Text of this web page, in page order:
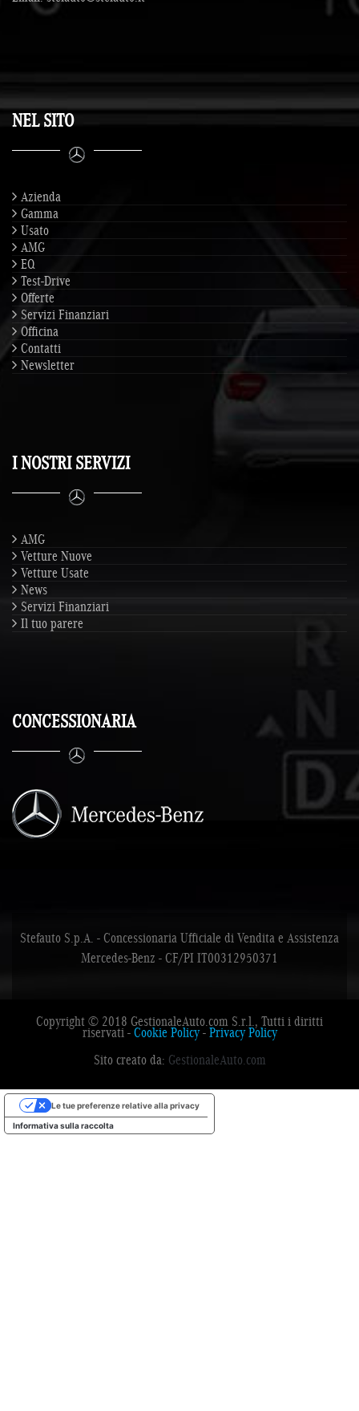
NEL SITO
Azienda
Gamma
Usato
AMG
EQ
Test-Drive
Offerte
Servizi Finanziari
Officina
Contatti
Newsletter
I NOSTRI SERVIZI
AMG
Vetture Nuove
Vetture Usate
News
Servizi Finanziari
Il tuo parere
CONCESSIONARIA
Stefauto S.p.A. - Concessionaria Ufficiale di Vendita e Assistenza
Mercedes-Benz - CF/PI IT00312950371
Copyright © 2018 GestionaleAuto.com S.r.l., Tutti i diritti
riservati -Cookie Policy-Privacy Policy
Sito creato da: GestionaleAuto.com
Informativa sulla raccolta
Le tue preferenze relative alla privacy